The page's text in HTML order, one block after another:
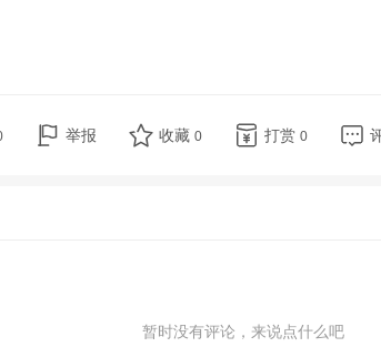
举报 收藏 0 打赏 0
暂时没有评论，来说点什么吧